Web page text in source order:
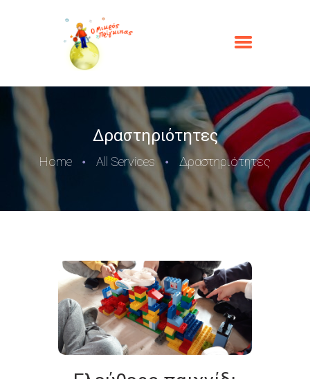
Δραστηριότητες
Home All Services
Δραστηριότητες
Ο ΜΙΚΡΌΣ ΠΡΊΓΚΙΠΑΣ
ΕΠΙΚΟΙΝΩΝΊΑ